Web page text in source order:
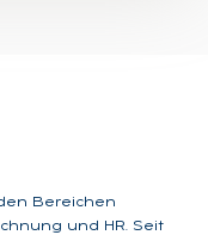
den Bereichen
und HR. Seit